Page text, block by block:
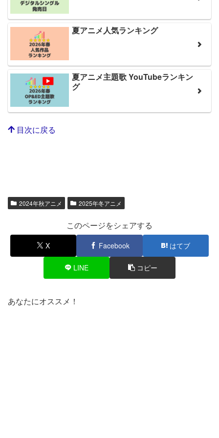
夏アニメ人気ランキング
夏アニメ主題歌 YouTubeランキン
グ
目次に戻る
2024年秋アニメ 2025年冬アニメ
このページをシェアする
X Facebook はてブ
LINE コピー
あなたにオススメ！